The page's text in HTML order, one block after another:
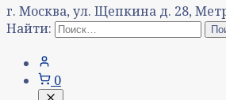
г. Москва, ул. Щепкина д. 28,
Найти:
0